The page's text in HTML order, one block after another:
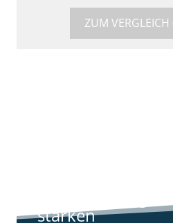
ZUM VERGLEICH
starken